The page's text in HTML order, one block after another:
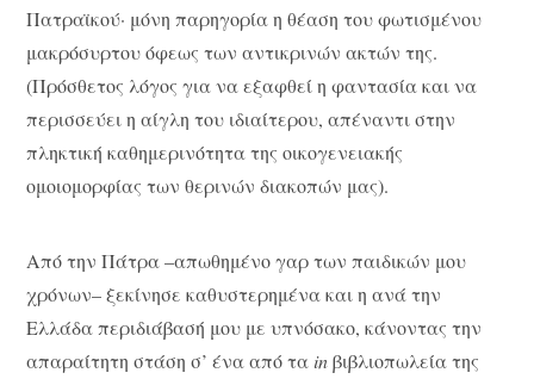
Πατραϊκού· μόνη παρηγορία η θέαση του φωτισμένου
μακρόσυρτου όφεως των αντικρινών ακτών της.
(Πρόσθετος λόγος για να εξαφθεί η φαντασία και να
περισσεύει η αίγλη του ιδιαίτερου, απέναντι στην
πληκτική καθημερινότητα της οικογενειακής
ομοιομορφίας των θερινών διακοπών μας).
Από την Πάτρα –απωθημένο γαρ των παιδικών μου
χρόνων– ξεκίνησε καθυστερημένα και η ανά την
Ελλάδα περιδιάβασή μου με υπνόσακο, κάνοντας την
απαραίτητη στάση σ’ ένα από τα inβιβλιοπωλεία της